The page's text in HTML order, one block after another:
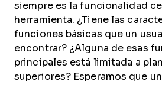
siempre es la funcionalidad
herramienta. ¿Tiene las
funciones básicas que un
encontrar? ¿Alguna de esas
principales está limitada a
superiores? Esperamos que